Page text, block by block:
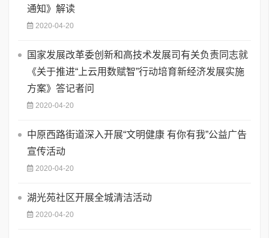
通知》解读
2020-04-20
国家发展改革委创新和高技术发展司有关负责同志就
《关于推进“上云用数赋智”行动培育新经济发展实施
方案》答记者问
2020-04-20
中原西路街道深入开展“文明健康 有你有我”公益广告
宣传活动
2020-04-20
湖光苑社区开展全城清洁活动
2020-04-20